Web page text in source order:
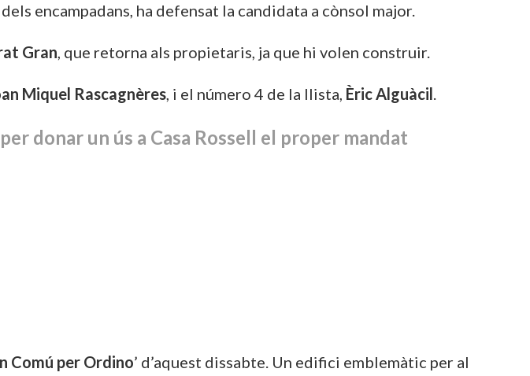
dels encampadans, ha defensat la candidata a cònsol major.
Gran, que retorna als propietaris, ja que hi volen construir.
Miquel Rascagnères, i el número 4 de la llista, Èric Alguàcil.
donar un ús a Casa Rossell el proper mandat
Comú per Ordino’ d’aquest dissabte. Un edifici emblemàtic per al